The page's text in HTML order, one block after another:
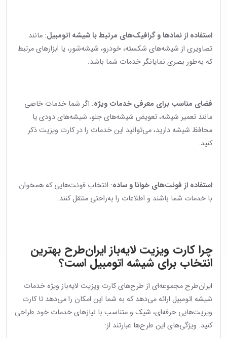
استفاده از نمادها و گرافیک‌های مرتبط با شیشه اتومبیل: مانند
تصاویری از شیشه‌های شکسته، خودرو، شیشه‌شور، یا ابزارهای مرتبط
که به‌طور بصری نمایانگر خدمات شما باشد.
فضای مناسب برای معرفی خدمات ویژه: اگر شما خدمات خاصی
مانند تعمیر شیشه، تعویض شیشه‌های جلو، شیشه‌های دودی یا
محافظ شیشه دارید، می‌توانید این خدمات را در کارت ویزیت ذکر
کنید.
استفاده از فونت‌های خوانا و ساده: انتخاب فونت‌هایی که همخوان
با خدمات شما باشند و اطلاعات را به‌راحتی منتقل کنند.
چرا کارت ویزیت لایه‌باز ایران‌طرح بهترین
انتخاب برای شیشه اتومبیل است؟
ایران‌طرح مجموعه‌ای از طرح‌های کارت ویزیت لایه‌باز ویژه خدمات
شیشه اتومبیل ارائه می‌دهد که به شما این امکان را می‌دهد تا کارت
ویزیت‌هایی حرفه‌ای، شیک و متناسب با نیازهای خدمات خود طراحی
کنید. ویژگی‌های این طرح‌ها عبارتند از: